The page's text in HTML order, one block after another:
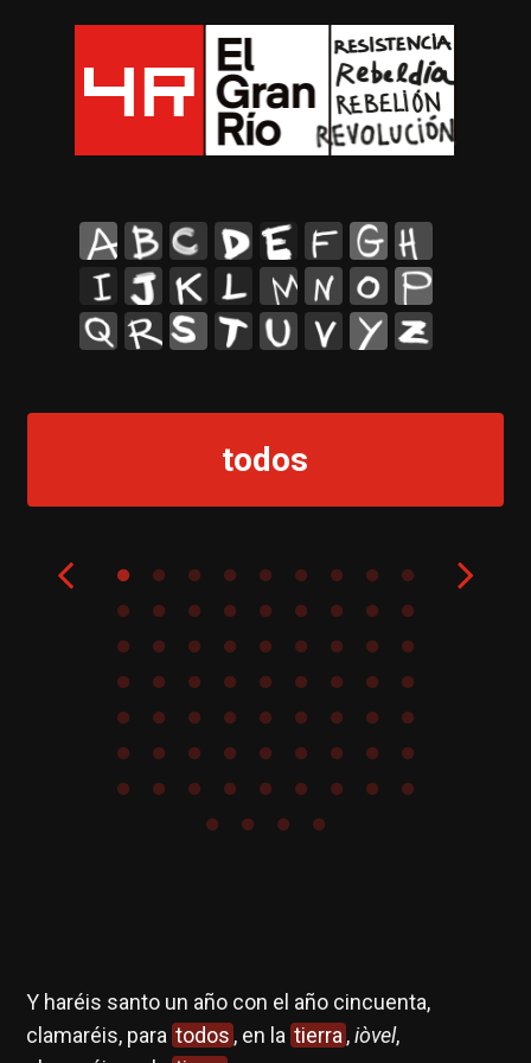
A B C D E F G
H
I
J K L M N O
P
todos
Y haréis santo un año con el año cincuenta,
clamaréis, para todos , en la tierra,iòvel,